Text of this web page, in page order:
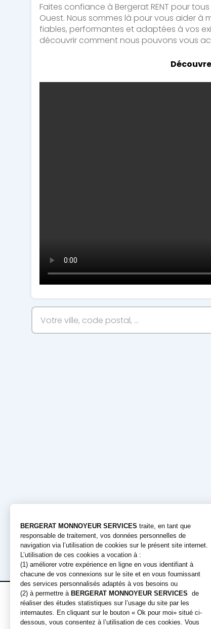
Faites confiance à Bergerat RENT pour
Ouest. Nous sommes là pour vous aider à
fiables, performantes et adaptées à vos
découvrir comment nous pouvons vous
Précédent
Offres de
location
Engins
Pelles